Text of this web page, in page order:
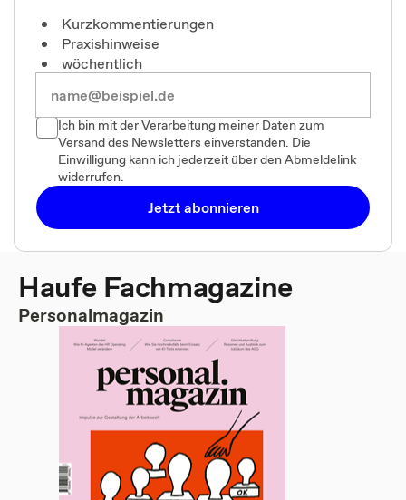
Kurzkommentierungen
Praxishinweise
wöchentlich
Ich bin mit der Verarbeitung meiner Daten zum
Versand des Newsletters einverstanden. Die
Einwilligung kann ich jederzeit über den Abmeldelink
widerrufen.
Jetzt abonnieren
Haufe Fachmagazine
Personalmagazin